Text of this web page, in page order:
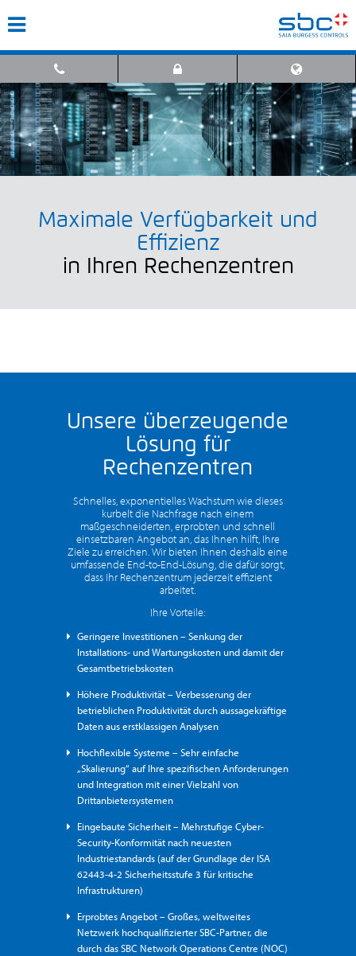
Maximale Verfügbarkeit und
Effizienz
in Ihren Rechenzentren
Unsere überzeugende
Lösung für
Rechenzentren
Schnelles, exponentielles Wachstum wie dieses
kurbelt die Nachfrage nach einem
maßgeschneiderten, erprobten und schnell
einsetzbaren Angebot an, das Ihnen hilft, Ihre
Ziele zu erreichen. Wir bieten Ihnen deshalb eine
umfassende End-to-End-Lösung, die dafür sorgt,
dass Ihr Rechenzentrum jederzeit effizient
arbeitet.
Ihre Vorteile:
Geringere Investitionen – Senkung der
Installations- und Wartungskosten und damit der
Gesamtbetriebskosten
Höhere Produktivität – Verbesserung der
betrieblichen Produktivität durch aussagekräftige
Daten aus erstklassigen Analysen
Hochflexible Systeme – Sehr einfache
„Skalierung“ auf Ihre spezifischen Anforderungen
und Integration mit einer Vielzahl von
Drittanbietersystemen
Eingebaute Sicherheit – Mehrstufige Cyber-
Security-Konformität nach neuesten
Industriestandards (auf der Grundlage der ISA
62443-4-2 Sicherheitsstufe 3 für kritische
Infrastrukturen)
Erprobtes Angebot – Großes, weltweites
Netzwerk hochqualifizierter SBC-Partner, die
durch das SBC Network Operations Centre (NOC)